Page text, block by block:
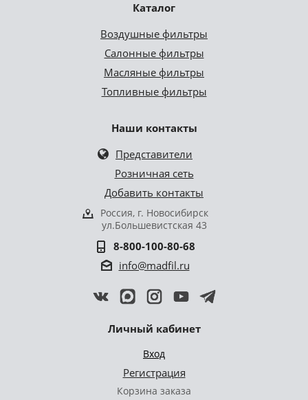
Каталог
Воздушные фильтры
Салонные фильтры
Масляные фильтры
Топливные фильтры
Наши контакты
Представители
Розничная сеть
Добавить контакты
Россия, г. Новосибирск
ул.Большевистская 43
8-800-100-80-68
info@madfil.ru
Личный кабинет
Вход
Регистрация
Корзина заказа